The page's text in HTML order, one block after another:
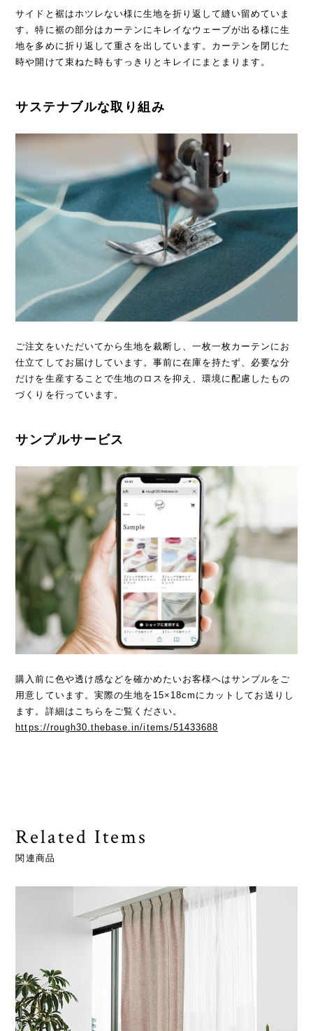
サイドと裾はホツレない様に生地を折り返して縫い留めていま
す。特に裾の部分はカーテンにキレイなウェーブが出る様に生
地を多めに折り返して重さを出しています。カーテンを閉じた
時や開けて束ねた時もすっきりとキレイにまとまります。
サステナブルな取り組み
ご注文をいただいてから生地を裁断し、一枚一枚カーテンにお
仕立てしてお届けしています。事前に在庫を持たず、必要な分
だけを生産することで生地のロスを抑え、環境に配慮したもの
づくりを行っています。
サンプルサービス
購入前に色や透け感などを確かめたいお客様へはサンプルをご
用意しています。実際の生地を15×18cmにカットしてお送りし
ます。詳細はこちらをご覧ください。
https://rough30.thebase.in/items/51433688
Related Items
関連商品